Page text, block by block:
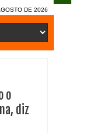
DE 2026
o
diz